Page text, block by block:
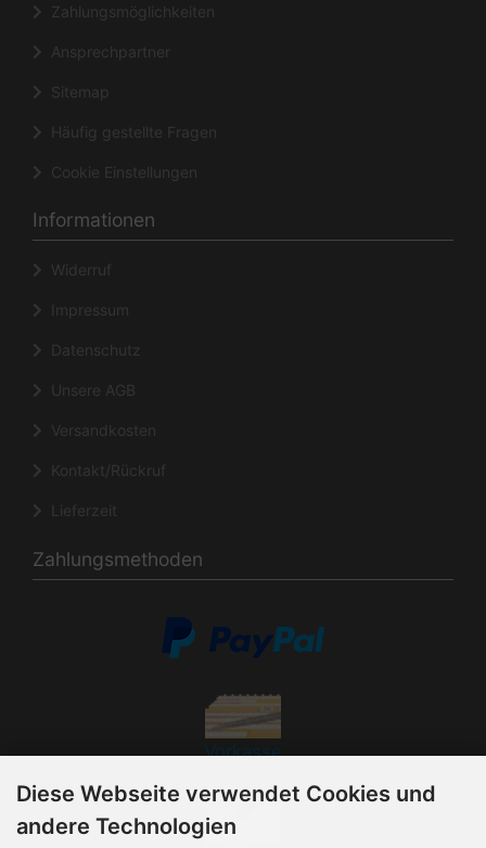
Zahlungsmöglichkeiten
Ansprechpartner
Sitemap
Häufig gestellte Fragen
Cookie Einstellungen
Informationen
Widerruf
Impressum
Datenschutz
Unsere AGB
Versandkosten
Kontakt/Rückruf
Lieferzeit
Zahlungsmethoden
Vorkasse
Diese Webseite verwendet Cookies und
andere Technologien